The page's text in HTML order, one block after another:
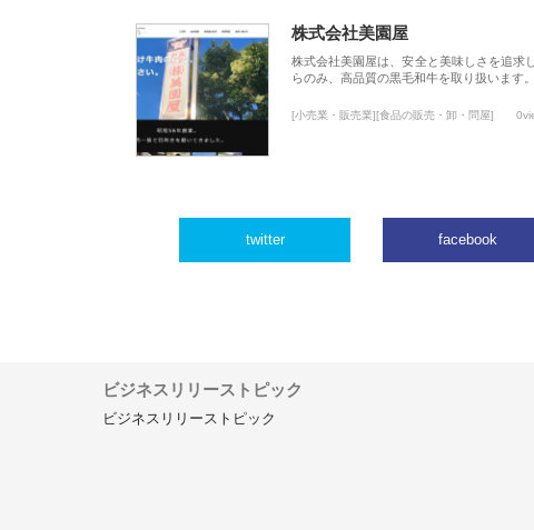
株式会社美園屋
株式会社美園屋は、安全と美味しさを追求
らのみ、高品質の黒毛和牛を取り扱います
[小売業・販売業][食品の販売・卸・問屋]
twitter facebook
ビジネスリリーストピック
ビジネスリリーストピック